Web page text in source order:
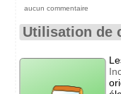
aucun commentaire
Utilisation de